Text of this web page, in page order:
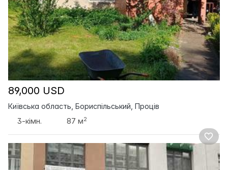
89,000 USD
Київська область, Бориспільський, Проців
3-кімн.
87 м2